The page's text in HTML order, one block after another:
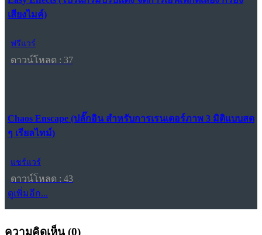
เสียงไมค์)
ฟรีแวร์
ดาวน์โหลด : 37
Chaos Enscape (ปลั๊กอิน สำหรับการเรนเดอร์ภาพ 3 มิติแบบสด
ๆ เรียลไทม์)
แชร์แวร์
ดาวน์โหลด : 43
ดูเพิ่มอีก...
ความคิดเห็น (0)